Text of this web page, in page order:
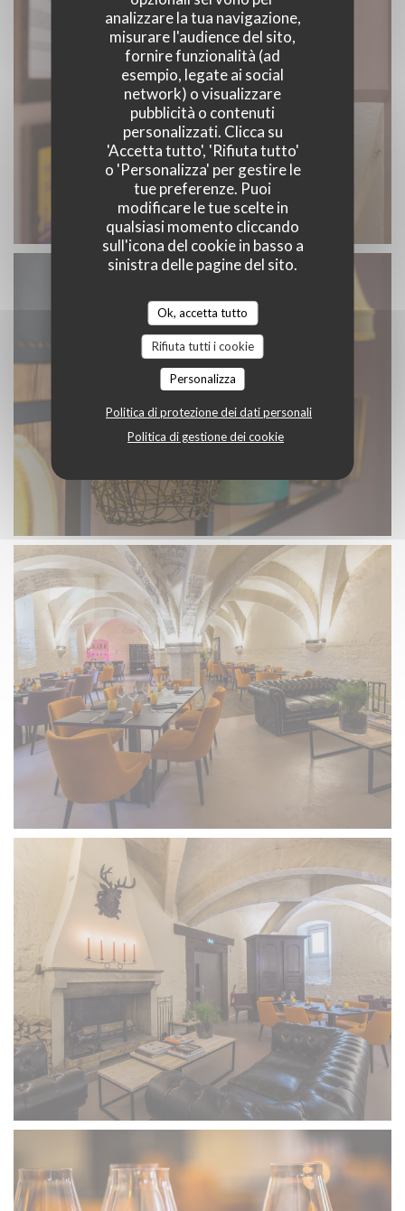
analizzare la tua navigazione,
misurare l'audience del sito,
fornire funzionalità (ad
esempio, legate ai social
network) o visualizzare
pubblicità o contenuti
personalizzati. Clicca su
'Accetta tutto', 'Rifiuta tutto'
o 'Personalizza' per gestire le
tue preferenze. Puoi
modificare le tue scelte in
qualsiasi momento cliccando
sull'icona del cookie in basso a
sinistra delle pagine del sito.
Ok, accetta tutto
Rifiuta tutti i cookie
Personalizza
Politica di protezione dei dati personali
Politica di gestione dei cookie